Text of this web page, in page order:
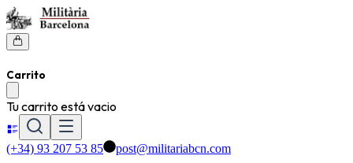
Carrito
Tu carrito está vacio
(+34) 93 207 53 85 post@militariabcn.com